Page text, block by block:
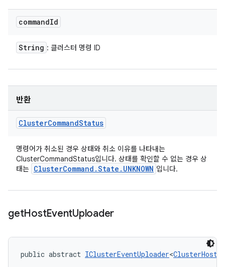
commandId
String : 클러스터 명령 ID
반환
ClusterCommandStatus
명령어가 취소된 경우 상태와 취소 이유를 나타내는
ClusterCommandStatus입니다. 상태를 확인할 수 없는 경우 상
태는 ClusterCommand .State . UNKNOWN 입니다.
getHostEventUploader
public abstract IClusterEventUploader<